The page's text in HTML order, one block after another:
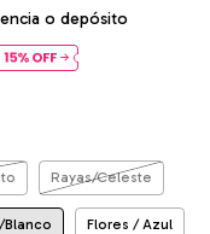
o depósito
Rayas/Celeste
Blanco Flores / Azul